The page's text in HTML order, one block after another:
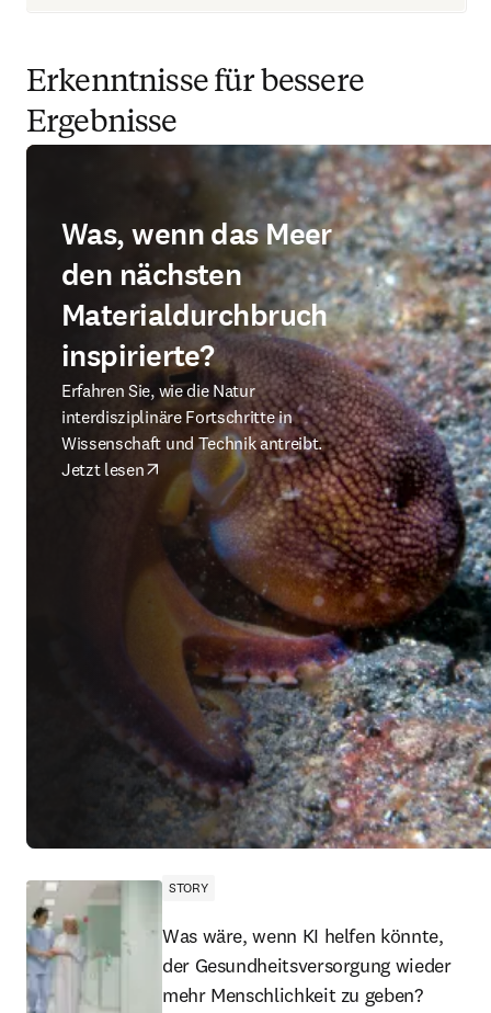
Erkenntnisse für bessere
Ergebnisse
Was, wenn das Meer
den nächsten
Materialdurchbruch
inspirierte?
Erfahren Sie, wie die Natur
interdisziplinäre Fortschritte in
Wissenschaft und Technik antreibt.
Jetzt lesen
STORY
Was wäre, wenn KI helfen könnte,
der Gesundheitsversorgung wieder
mehr Menschlichkeit zu geben?